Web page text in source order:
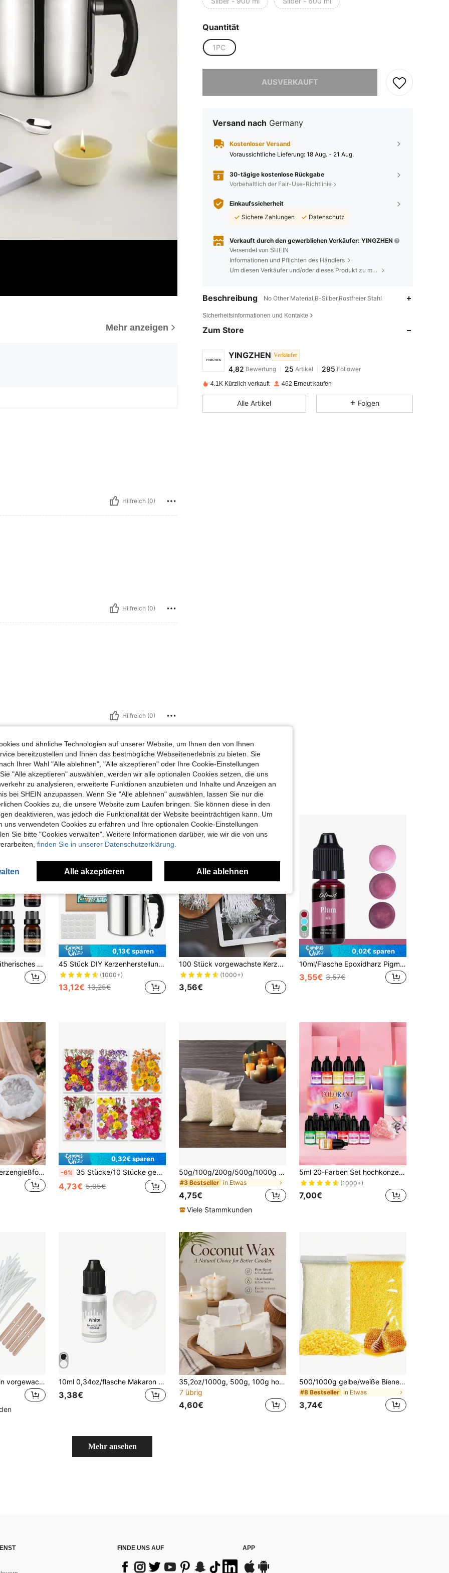
Mehr anzeigen
Hilfreich (0)
Hilfreich (0)
Hilfreich (0)
Quantität
1PC
AUSVERKAUFT
Versand nach Germany
Kostenloser Versand
Voraussichtliche Lieferung: 18 Aug. - 21 Aug.
30-tägige kostenlose Rückgabe
Vorbehaltlich der Fair-Use-Richtlinie
Einkaufssicherheit
Sichere Zahlungen
Datenschutz
Verkauft durch den gewerblichen Verkäufer: YINGZHEN
Versendet von SHEIN
Informationen und Pflichten des Händlers
Um diesen Verkäufer und/oder dieses Produkt zu melden
Beschreibung No Other Material,B-Silber,Rostfreier Stahl
Sicherheitsinformationen und Kontakte
Zum Store
YINGZHEN Verkäufer
4,82 25
295
4,82
25
4,82
Bewertung 25Artikel
m***2ist Vor 1 Taggefolgt
4,82
4.1K Kürzlich verkauft 462 Erneut kaufen
Alle Artikel Folgen
Angeschaut
10ml 100% reines ätherisches Öl, geeignet für den täglichen Gebrauch
0,13€ sparen
45 Stück DIY Kerzenherstellungsset, inklusive 1,3L Kerzen-Gießtopf/Sojaöl-Wachs/Dochtklebestreifen/Dochte/Dochtklemmen/Löffel Geschenke für Geburtstag, Abschluss, Hochzeit
(1000+)
13,12€ 13,25€
100 Stück vorgewachste Kerzendochte mit Metallhalterungen, rauchfrei und bleifrei für Soja-Wachs, Bienenwachs und Paraffin-Kerzenmachen, DIY Bastelbedarf für Container, Säulen- und Votivkerzen, Heimdekoration, Hochzeit, Aromatherapie (verschiedene Längen, hohe Brennstabilität)
(1000+)
3,56€
12
0,02€ sparen
10ml/Flasche Epoxidharz Pigment, 24 Farben Kerzenfarbstoff, DIY Sojawachs Bienenwachs Seife Farbstoff, Handwerks Material
3,55€ 3,57€
3D Dahlie Silikon Kerzengießform, handgemachte Kerzenwachs Form für DIY Basteleien, Heimdekoration und Geschenke
0,32€ sparen
-6% 35 Stücke/10 Stücke gemischte Blumen-Bastelverzierungen, dekorative Blumen für Kerzen, Harz, DIY-Kunsthandwerk, Lesezeichen, Schmuckherstellung, Kerzenherstellung, Seifenherstellung, Handyhülle, Spiegeldekoration, Notizbuch, Geschenk für Frauen und Mädchen zum Geburtstag, Abschluss, Frauentag
4,73€ 5,05€
50g/100g/200g/500g/1000g natürliche Sojawachwachs-Flocken, Duftkerzen-Wachs, natürliches Material, ohne Zusätze, DIY-Zubehör für rauchfreie Kerzenherstellung, Muttertagsgeschenk, handgemachte Haushaltsartikel für Frauen
#3 Bestseller in Etwas
4,75€
Viele Stammkunden
5ml 20-Farben Set hochkonzentrierter Duftkerzen Farbstoff Flüssigkeit, DIY Handgemachte Kerzen Färbeset, Geschenk Geburtstag Abschluss, Hochzeit
(1000+)
7,00€
100 Stück 15cm/6in vorgewachste Kerzendochte mit geringer Rauchentwicklung, inklusive 5 Dochhalter und 60 Klebestreifen, geeignet für Sojawachs und Bienenwachs, Erwachsenen-Kerzenbausatz 10ml 0,34oz/flasche Makaron Solide Farbe Epoxydharz Pigmente Flüssiger Farbstoff Farbstoff Bequem Für Harzformen Farbenfrohe Kreative Mode Diy Handmade Schmuckherstellung
3,38€
35,2oz/1000g, 500g, 100g hochwertige Kokoswachs, Kerzenrohmaterial, Kerzenherstellungsmaterial, DIY, Geschenkherstellung, handgemachte Duftkerzenprodukte, handgemachte geformte Kerzen, Schulanfang, Halloween, Weihnachten
7 übrig
4,60€
500/1000g gelbe/weiße Bienenwachspellets - mehrfach gefiltertes Wax für DIY Kerzenmachen - geeignet für Geschenke und Heimdekoration, handgefertigt für den Schulanfang, Weihnachtsgeschenke für das Herstellen von duftenden Kerzen
#8 Bestseller in Etwas
3,74€
Mehr ansehen
FINDE UNS AUF APP
und ähnliche Technologien auf unserer Website, um Ihnen den von Ihnen
bereitzustellen und Ihnen das bestmögliche Webseitenerlebnis zu bieten. Sie
Ihrer Wahl "Alle ablehnen", "Alle akzeptieren" oder Ihre Cookie-Einstellungen
"Alle akzeptieren" auswählen, werden wir alle optionalen Cookies setzen, die uns
zu analysieren, erweiterte Funktionen anzubieten und Inhalte und Anzeigen an
bei SHEIN anzupassen. Wenn Sie "Alle ablehnen" auswählen, lassen Sie nur die
Cookies zu, die unsere Website zum Laufen bringen. Sie können diese in den
deaktivieren, was jedoch die Funktionalität der Website beeinträchtigen kann. Um
uns verwendeten Cookies zu erfahren und Ihre optionalen Cookie-Einstellungen
Sie bitte "Cookies verwalten". Weitere Informationen darüber, wie wir die von uns
finden Sie in unserer Datenschutzerklärung.
Alle akzeptieren Alle ablehnen